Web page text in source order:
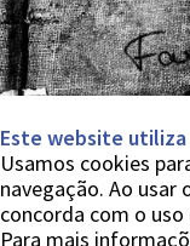
Este website
Usamos cookies
navegação. Ao usar
concorda com o uso
Para mais